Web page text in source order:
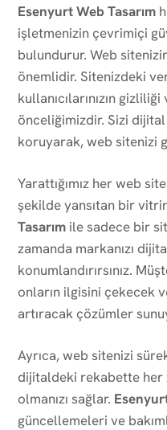
Esenyurt Web Tasarım
işletmenizin çevrimiçi
bulundurur. Web
önemlidir. Sitenizdeki
kullanıcılarınızın
önceliğimizdir. Sizi
koruyarak, web sitenizi
Yarattığımız her web
şekilde yansıtan bir
Tasarım ile sadece bir
zamanda markanızı
konumlandırırsınız.
onların ilgisini çekecek
artıracak çözümler
Ayrıca, web sitenizi
dijitaldeki rekabette her
olmanızı sağlar.
güncellemeleri ve